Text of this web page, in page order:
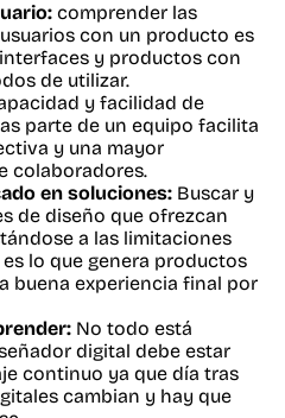
comprender las
con un producto es
y productos con
de utilizar.
y facilidad de
parte de un equipo facilita
y una mayor
colaboradores.
en soluciones: Buscar y
de diseño que ofrezcan
a las limitaciones
lo que genera productos
buena experiencia final por
No todo está
digital debe estar
continuo ya que día tras
cambian y hay que